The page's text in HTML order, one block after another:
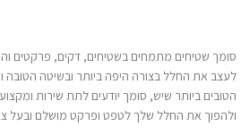
סומך שטיחים מתמחים בשטיחים, דקים, פרקטים
לעצב את החלל בצורה היפה ביותר ובשיטה הטובה
הטובים ביותר שיש, סומך יודעים לתת שירות
ולהפוך את החלל שלך לטפט ופרקט מושלם ובעל